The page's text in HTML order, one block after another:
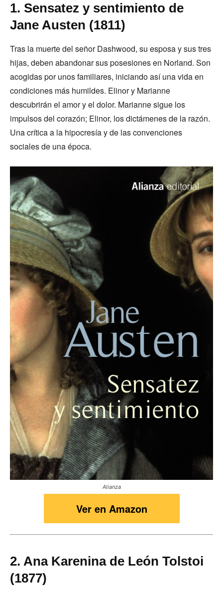
1. Sensatez y sentimiento de
Jane Austen (1811)
Tras la muerte del señor Dashwood, su esposa y sus tres
hijas, deben abandonar sus posesiones en Norland. Son
acogidas por unos familiares, iniciando así una vida en
condiciones más humildes. Elinor y Marianne
descubrirán el amor y el dolor. Marianne sigue los
impulsos del corazón; Elinor, los dictámenes de la razón.
Una crítica a la hipocresía y de las convenciones
sociales de una época.
Alianza
Ver en Amazon
2. Ana Karenina de León Tolstoi
(1877)